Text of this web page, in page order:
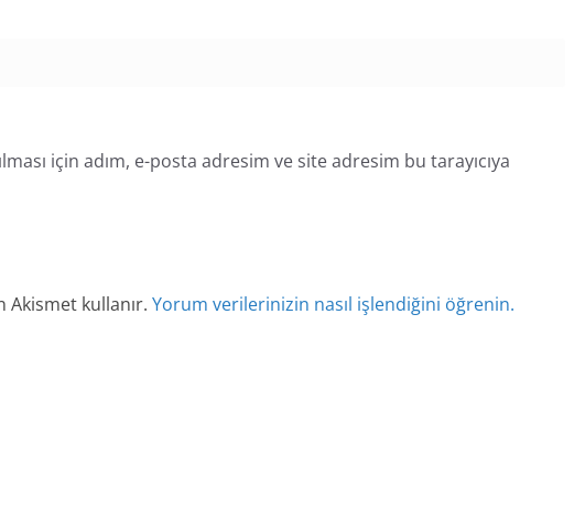
için adım, e-posta adresim ve site adresim bu tarayıcıya
kullanır. Yorum verilerinizin nasıl işlendiğini öğrenin.